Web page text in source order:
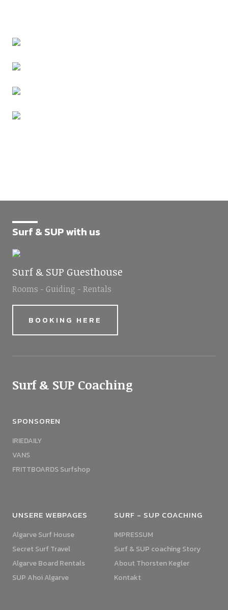
Surf & SUP with us
Surf & SUP Guesthouse
Rooms - Guiding - Rentals
BOOKING HERE
Surf & SUP Coaching
SPONSOREN
IRIEDAILY
VANS
FRITTBOARDS Surfshop
UNSERE WEBPAGES
Algarve Surf House
Secret Surf Travel
Algarve Board Rentals
SUP Ahoi Algarve
SURF - SUP COACHING
IMPRESSUM
Surf & SUP coaching Story
About Thorsten Kegler
Kontakt